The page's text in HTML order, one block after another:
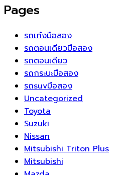
Pages
รถเก๋งมือสอง
รถตอนเดียวมือสอง
รถตอนเดียว
รถกระบะมือสอง
รถsuvมือสอง
Uncategorized
Toyota
Suzuki
Nissan
Mitsubishi Triton Plus
Mitsubishi